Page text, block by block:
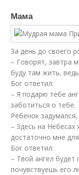
Мама
За день до своего
– Говорят, завтра
буду там жить,
Бог ответил:
– Я подарю тебе
заботиться о тебе.
Ребенок
– Здесь на
достаточно мне
Бог ответил:
– Твой ангел будет
почувствуешь его